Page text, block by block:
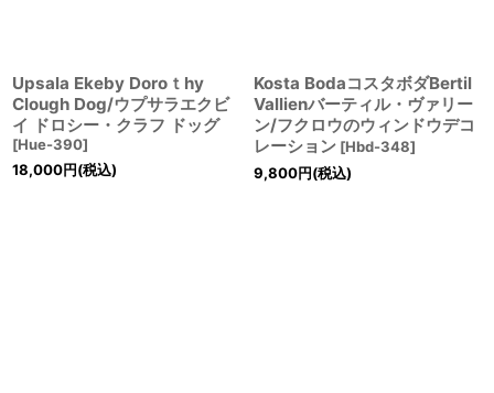
Upsala Ekeby Doroｔhy
Clough Dog/ウプサラエクビ
イ ドロシー・クラフ ドッグ
[Hue-390]
18,000円(税込)
Kosta BodaコスタボダBertil
Vallienバーティル・ヴァリー
ン/フクロウのウィンドウデコ
レーション [Hbd-348]
9,800円(税込)